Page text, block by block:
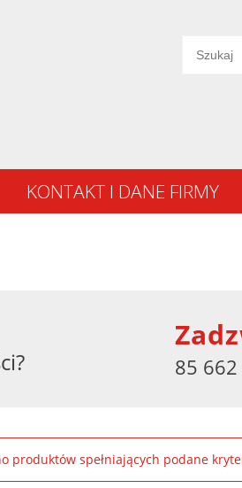
KONTAKT I DANE FIRMY
85
produktów spełniających podane